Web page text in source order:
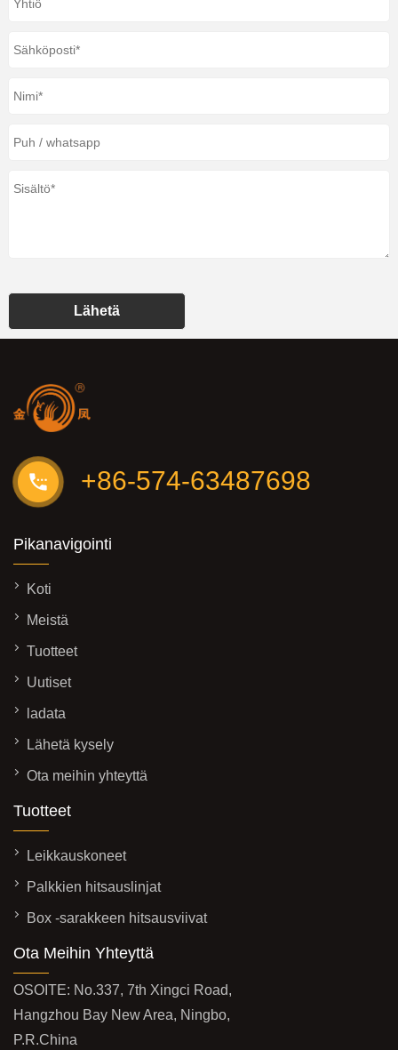
Lähetä
+86-574-63487698
Pikanavigointi
Koti
Meistä
Tuotteet
Uutiset
ladata
Lähetä kysely
Ota meihin yhteyttä
Tuotteet
Leikkauskoneet
Palkkien hitsauslinjat
Box -sarakkeen hitsausviivat
Ota Meihin Yhteyttä
OSOITE: No.337, 7th Xingci Road,
Hangzhou Bay New Area, Ningbo,
P.R.China